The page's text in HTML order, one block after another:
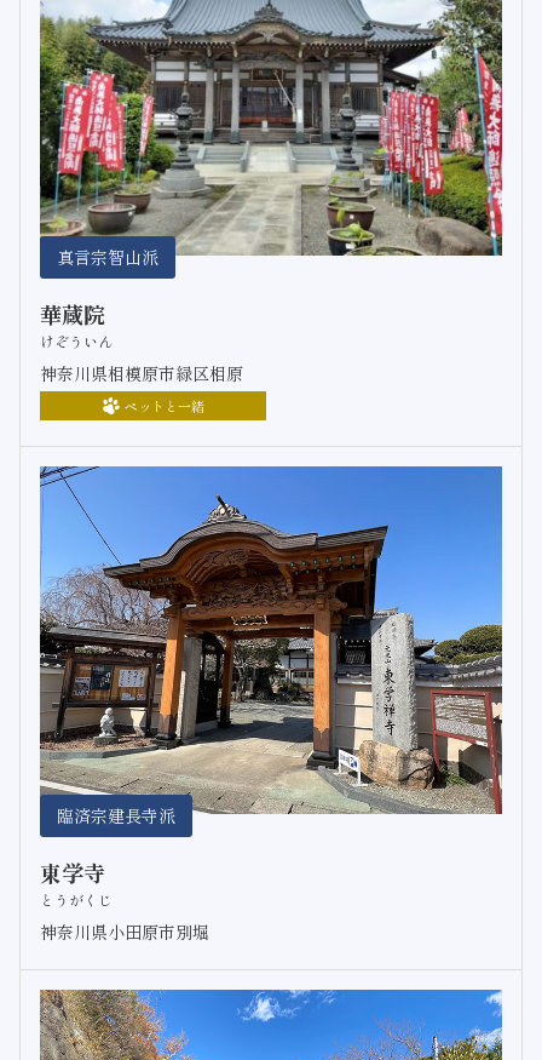
真言宗智山派
華蔵院
けぞういん
神奈川県相模原市緑区相原
ペットと一緒
臨済宗建長寺派
東学寺
とうがくじ
神奈川県小田原市別堀